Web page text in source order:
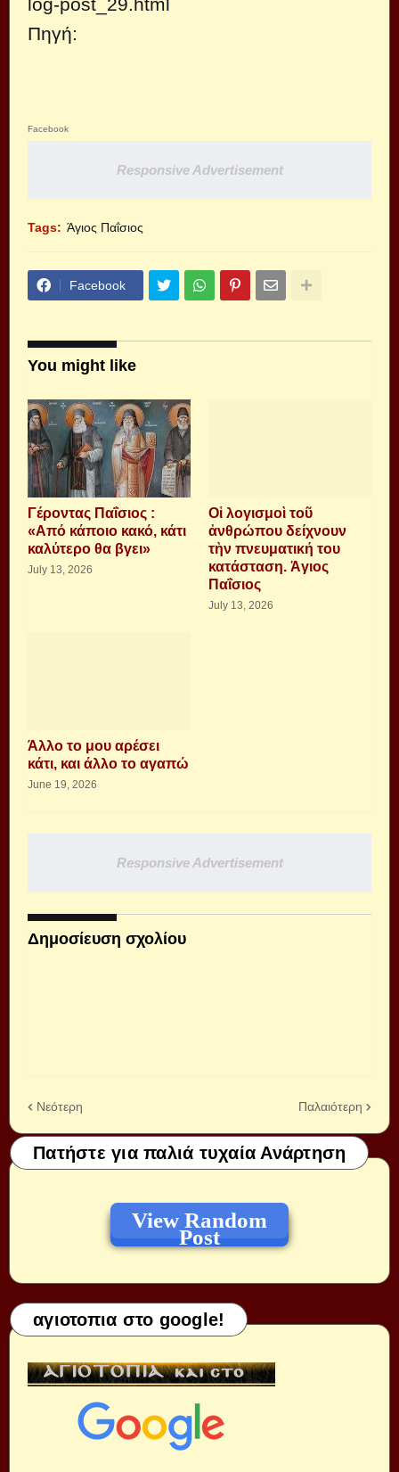
log-post_29.html
Πηγή:
Facebook
Responsive Advertisement
Tags: Άγιος Παΐσιος
Facebook
You might like
Γέροντας Παΐσιος :
«Από κάποιο κακό, κάτι
καλύτερο θα βγει»
July 13, 2026
Οἱ λογισμοὶ τοῦ
ἀνθρώπου δείχνουν
τὴν πνευματική του
κατάσταση. Ἁγιος
Παΐσιος
July 13, 2026
Άλλο το μου αρέσει
κάτι, και άλλο το αγαπώ
June 19, 2026
Responsive Advertisement
Δημοσίευση σχολίου
Νεότερη Παλαιότερη
Πατήστε για παλιά τυχαία Ανάρτηση
View Random
Post
αγιοτοπια στο google!